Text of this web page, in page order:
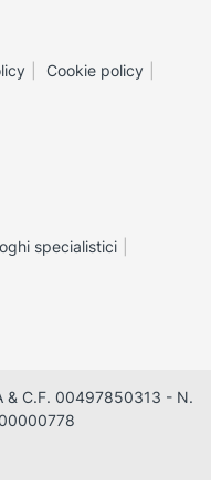
Cookie policy
specialistici
& C.F. 00497850313 - N.